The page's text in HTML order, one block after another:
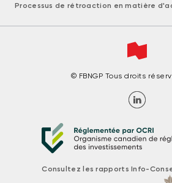
Processus de rétroaction en matière
© FBNGP Tous droits
Consultez les rapports Info-